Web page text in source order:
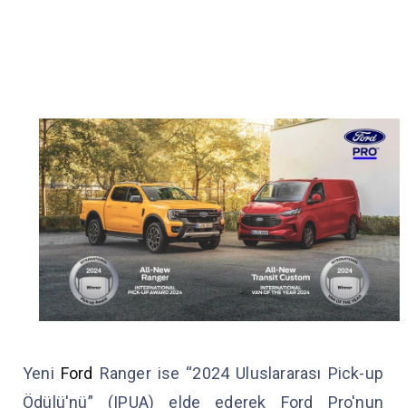
Yeni Ford Ranger ise “2024 Uluslararası Pick-up
Ödülü'nü” (IPUA) elde ederek Ford Pro'nun